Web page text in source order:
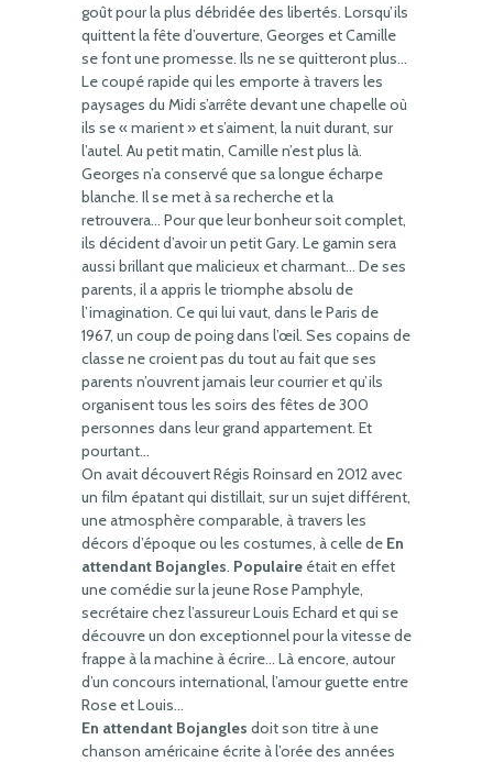
goût pour la plus débridée des libertés. Lorsqu’ils
quittent la fête d’ouverture, Georges et Camille
se font une promesse. Ils ne se quitteront plus…
Le coupé rapide qui les emporte à travers les
paysages du Midi s’arrête devant une chapelle où
ils se « marient » et s’aiment, la nuit durant, sur
l’autel. Au petit matin, Camille n’est plus là.
Georges n’a conservé que sa longue écharpe
blanche. Il se met à sa recherche et la
retrouvera… Pour que leur bonheur soit complet,
ils décident d’avoir un petit Gary. Le gamin sera
aussi brillant que malicieux et charmant… De ses
parents, il a appris le triomphe absolu de
l’imagination. Ce qui lui vaut, dans le Paris de
1967, un coup de poing dans l’œil. Ses copains de
classe ne croient pas du tout au fait que ses
parents n’ouvrent jamais leur courrier et qu’ils
organisent tous les soirs des fêtes de 300
personnes dans leur grand appartement. Et
pourtant…
On avait découvert Régis Roinsard en 2012 avec
un film épatant qui distillait, sur un sujet différent,
une atmosphère comparable, à travers les
décors d’époque ou les costumes, à celle de En
attendant Bojangles. Populaire était en effet
une comédie sur la jeune Rose Pamphyle,
secrétaire chez l’assureur Louis Echard et qui se
découvre un don exceptionnel pour la vitesse de
frappe à la machine à écrire… Là encore, autour
d’un concours international, l’amour guette entre
Rose et Louis…
En attendant Bojangles doit son titre à une
chanson américaine écrite à l’orée des années